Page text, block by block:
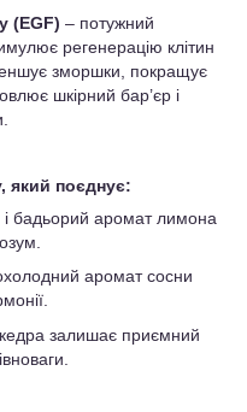
(EGF) – потужний
регенерацію клітин
зморшки, покращує
шкірний бар’єр і
який поєднує:
і бадьорий аромат лимона
аромат сосни
кедра залишає приємний